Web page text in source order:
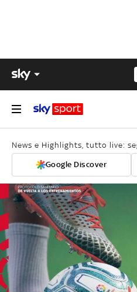
News e Highlights, tutto live:
Google Discover